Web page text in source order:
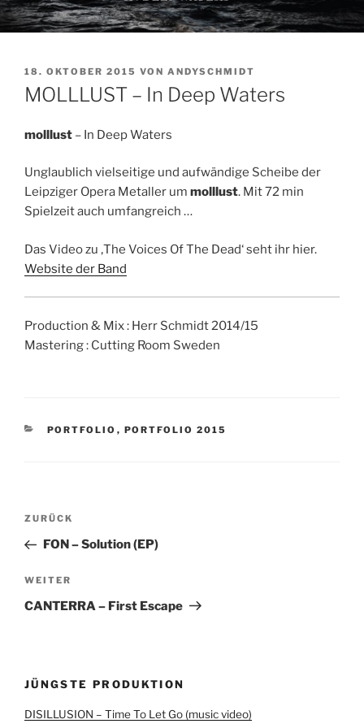
VERÖFFENTLICHT
AM
18. OKTOBER 2015 VON ANDYSCHMIDT
MOLLLUST – In Deep Waters
molllust – In Deep Waters
Unglaublich vielseitige und aufwändige Scheibe der
Leipziger Opera Metaller um molllust. Mit 72 min
Spielzeit auch umfangreich …
Das Video zu ‚The Voices Of The Dead‘ seht ihr hier.
Website der Band
Production & Mix : Herr Schmidt 2014/15
Mastering : Cutting Room Sweden
KATEGORIEN
PORTFOLIO , PORTFOLIO 2015
Beitragsnavigation
Vorheriger
Beitrag
ZURÜCK
FON – Solution (EP)
Nächster
Beitrag
WEITER
CANTERRA – First Escape
JÜNGSTE PRODUKTION
DISILLUSION – Time To Let Go (music video)